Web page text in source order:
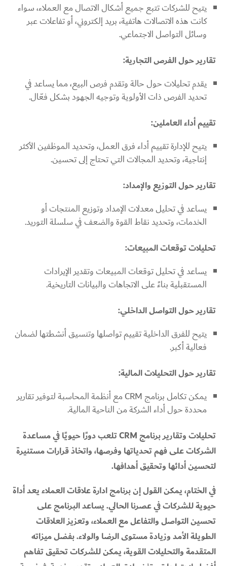
يتيح للشركات تتبع جميع أشكال الاتصال مع العملاء، سواء
كانت هذه الاتصالات هاتفية، بريد إلكتروني، أو تفاعلات عبر
وسائل التواصل الاجتماعي.
تقارير حول الفرص التجارية:
يقدم تحليلات حول حالة وتقدم فرص البيع، مما يساعد في
تحديد الفرص ذات الأولوية وتوجيه الجهود بشكل فعّال.
تقييم أداء العاملين:
يتيح للإدارة تقييم أداء فرق العمل، وتحديد الموظفين الأكثر
إنتاجية، وتحديد المجالات التي تحتاج إلى تحسين.
تقارير حول التوزيع والإمداد:
يساعد في تحليل معدلات الإمداد وتوزيع المنتجات أو
الخدمات، وتحديد نقاط القوة والضعف في سلسلة التوريد.
تحليلات توقعات المبيعات:
يساعد في تحليل توقعات المبيعات وتقدير الإيرادات
المستقبلية بناءً على الاتجاهات والبيانات التاريخية.
تقارير حول التواصل الداخلي:
يتيح للفرق الداخلية تقييم تواصلها وتنسيق أنشطتها لضمان
فعالية أكبر.
تقارير حول التحليلات المالية:
يمكن تكامل برنامج CRM مع أنظمة المحاسبة لتوفير تقارير
محددة حول أداء الشركة من الناحية المالية.
تحليلات وتقارير برنامج CRM تلعب دورًا حيويًا في مساعدة
الشركات على فهم تحدياتها وفرصها، واتخاذ قرارات مستنيرة
لتحسين أدائها وتحقيق أهدافها.
في الختام، يمكن القول إن برنامج ادارة علاقات العملاء يعد أداة
حيوية للشركات في عصرنا الحالي. يساعد البرنامج على
تحسين التواصل والتفاعل مع العملاء، وتعزيز العلاقات
الطويلة الأمد وزيادة مستوى الرضا والولاء. بفضل ميزاته
المتقدمة والتحليلات القوية، يمكن للشركات تحقيق تفاهم